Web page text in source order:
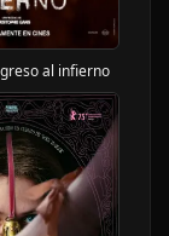
al infierno